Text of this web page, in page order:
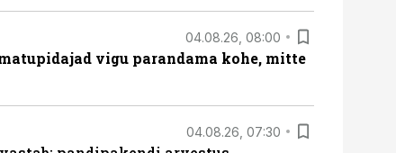
04.08.26, 08:00
vigu parandama kohe, mitte
04.08.26, 07:30